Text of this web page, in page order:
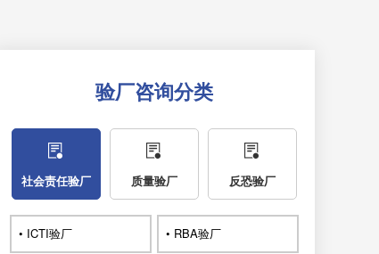
验厂咨询分类
社会责任验厂 质量验厂 反恐验厂
• ICTI验厂 • RBA验厂